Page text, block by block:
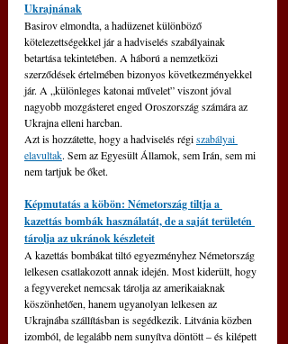
Ukrajnának
Basirov elmondta, a hadüzenet különböző
kötelezettségekkel jár a hadviselés szabályainak
betartása tekintetében. A háború a nemzetközi
szerződések értelmében bizonyos következményekkel
jár. A „különleges katonai művelet” viszont jóval
nagyobb mozgásteret enged Oroszország számára az
Ukrajna elleni harcban.
Azt is hozzátette, hogy a hadviselés régi szabályai
elavultak. Sem az Egyesült Államok, sem Irán, sem mi
nem tartjuk be őket.
Képmutatás a köbön: Németország tiltja a
kazettás bombák használatát, de a saját területén
tárolja az ukránok készleteit
A kazettás bombákat tiltó egyezményhez Németország
lelkesen csatlakozott annak idején. Most kiderült, hogy
a fegyvereket nemcsak tárolja az amerikaiaknak
köszönhetően, hanem ugyanolyan lelkesen az
Ukrajnába szállításban is segédkezik. Litvánia közben
izomból, de legalább nem sunyítva döntött – és kilépett